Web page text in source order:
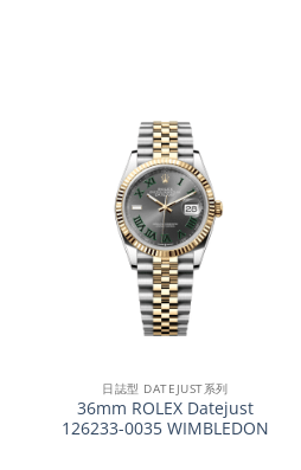
日誌型 DATEJUST系列
36mm ROLEX Datejust
126233-0035 WIMBLEDON